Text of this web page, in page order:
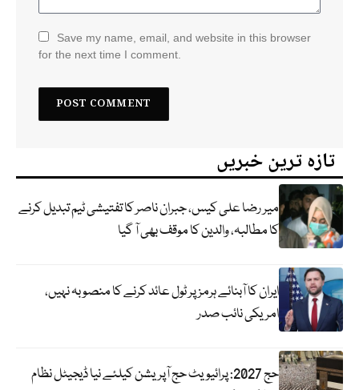
Save my name, email, and website in this browser
for the next time I comment.
تازہ ترین خبریں
میر رضا علی کیس، جبران ناصر کا تفتیشی ٹیم تبدیل کرنے
کا مطالبہ، والدین کا موقف بھی آ گیا
ایران کا آبنائے ہرمز پر ٹول عائد کرنے کا منصوبہ نہیں،
امریکی نائب صدر
حج 2027: پرائیویٹ حج آپریشن کیلئے نیا ڈیجیٹل نظام